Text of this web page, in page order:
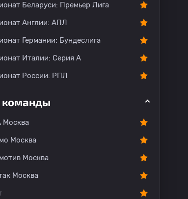
Беларуси: Премьер Лига
Англии: АПЛ
Германии: Бундеслига
Италии: Серия А
России: РПЛ
Москва
Москва
Москва